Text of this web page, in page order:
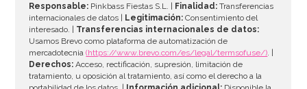
Responsable: Pinkbass Fiestas S.L. | Finalidad: Transferencias
internacionales de datos |
Legitimación: Consentimiento del
interesado. | Transferencias internacionales de datos:
Usamos Brevo como plataforma de automatización de
mercadotecnia(https://www.brevo.com/es/legal/termsofuse/). |
Derechos: Acceso, rectificación, supresión, limitación de
tratamiento, u oposición al tratamiento, así como el derecho a la